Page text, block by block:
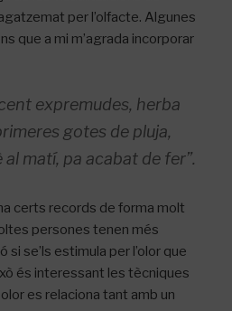
per l’olfacte. Algunes
que a mi m’agrada incorporar
expremudes, herba
gotes de pluja,
al matí, pa acabat de fer”.
certs records de forma molt
persones tenen més
se’ls estimula per l’olor que
és interessant les tècniques
es relaciona tant amb un